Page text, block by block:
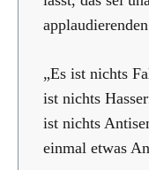
„Es ist nichts
ist nichts
ist nichts
einmal etwas